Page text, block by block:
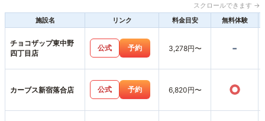
スクロールできます →
施設名
リンク 料金目安 無料体験
チョコザップ東中野
四丁目店
公式 予約 3,278円〜 -
カーブス新宿落合店 公式 予約 6,820円〜 ○